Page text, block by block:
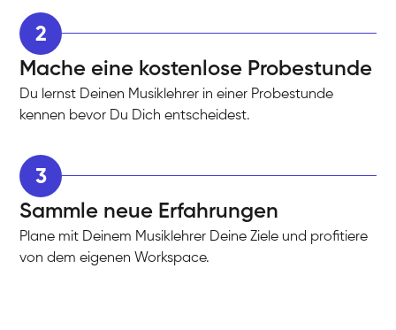
2
Mache eine kostenlose Probestunde
Du lernst Deinen Musiklehrer in einer Probestunde
kennen bevor Du Dich entscheidest.
3
Sammle neue Erfahrungen
Plane mit Deinem Musiklehrer Deine Ziele und profitiere
von dem eigenen Workspace.